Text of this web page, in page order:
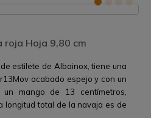
roja Hoja 9,80 cm
estilete de Albainox, tiene una
acabado espejo y con un
mango de 13 centímetros,
longitud total de la navaja es de